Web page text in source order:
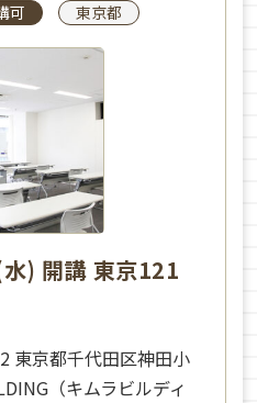
可 東京都
) 開講 東京121
東京都千代田区神田小
（キムラビルディ